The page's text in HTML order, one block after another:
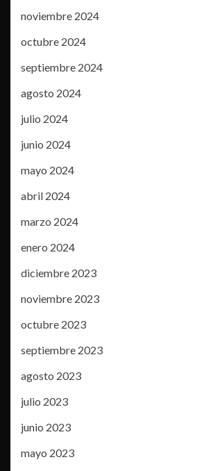
noviembre 2024
octubre 2024
septiembre 2024
agosto 2024
julio 2024
junio 2024
mayo 2024
abril 2024
marzo 2024
enero 2024
diciembre 2023
noviembre 2023
octubre 2023
septiembre 2023
agosto 2023
julio 2023
junio 2023
mayo 2023